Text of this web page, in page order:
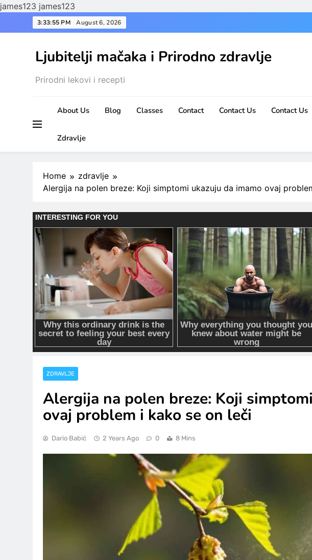
james123 james123
to
3:33:56 PM August 6, 2026
Ljubitelji mačaka i Prirodno zdravlje
Prirodni lekovi i recepti
About Us Blog Classes Contact Contact Us Contact Us
Zdravlje
Home
zdravlje
Alergija na polen breze: Koji simptomi ukazuju da imamo ovaj
ZDRAVLJE
Alergija na polen breze: Koji
ovaj problem i kako se on leči
Dario Babić 2 Years Ago 0 8 Mins